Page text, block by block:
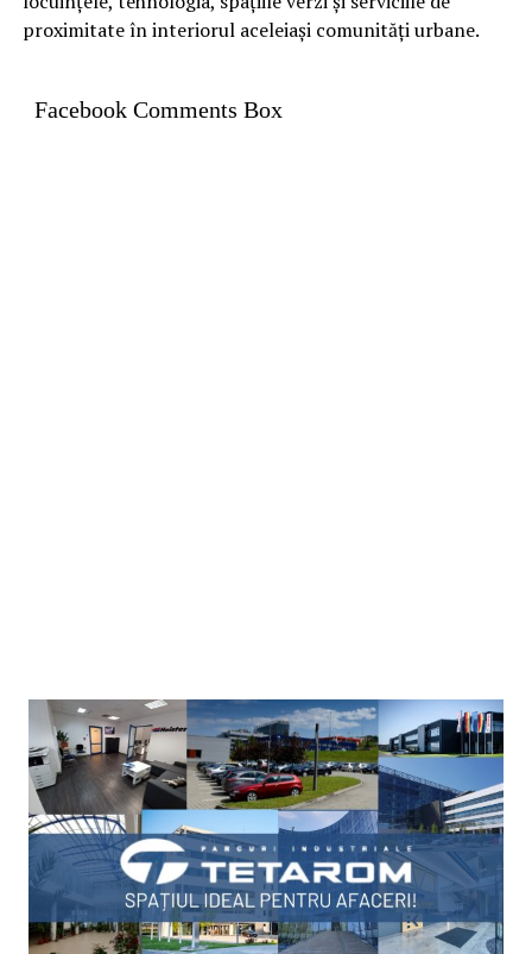
proximitate în interiorul aceleiași comunități urbane.
Facebook Comments Box